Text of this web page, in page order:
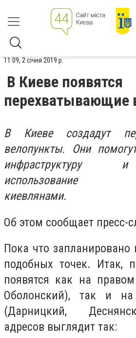
11:09, 2 січня 2019 р.
В Киеве появятся
перехватывающие
В Киеве создадут
велопункты. Они
инфраструктуру
использование
киевлянами.
Об этом сообщает пресс-
Пока что запланировано
подобных точек. Итак,
появятся как на правом
Оболонский), так и
(Дарницкий,
адресов выглядит так: